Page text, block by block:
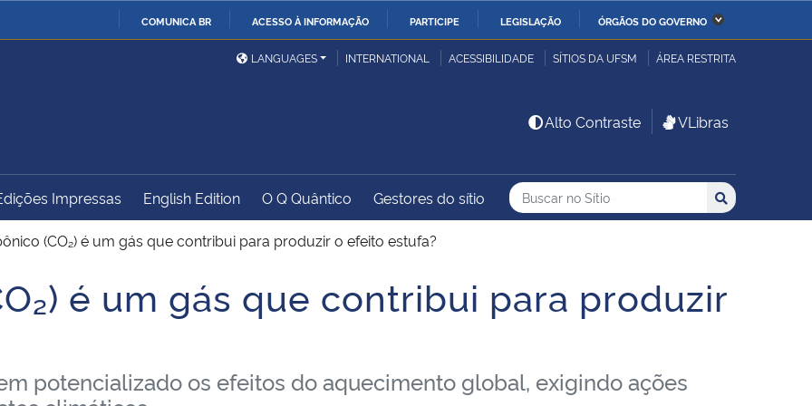
COMUNICA BR ACESSO À INFORMAÇÃO PARTICIPE LEGISLAÇÃO ÓRGÃOS DO GOVERNO
Ministério da Defesa
Ministério das Relações
Exteriores
Ministério da Economia Ministério da Infraestrutura
Ministério da Ciência,
Tecnologia, Inovações e
Ministério do
Desenvolvimento Regional
Controladoria-Geral da
União
Ministério da Mulher, da
Família e dos Direitos
Advocacia-Geral da União Banco Central do Brasil Planalto
LANGUAGES INTERNATIONAL ACESSIBILIDADE SÍTIOS DA UFSM ÁREA RESTRITA
Alto Contraste VLibras
Impressas English Edition O Q Quântico Gestores do sítio Busca
Buscar no no Sítio
Busca: Buscar
(CO₂) é um gás que contribui para produzir o efeito estufa?
é um gás que contribui para produzir
potencializado os efeitos do aquecimento global, exigindo ações